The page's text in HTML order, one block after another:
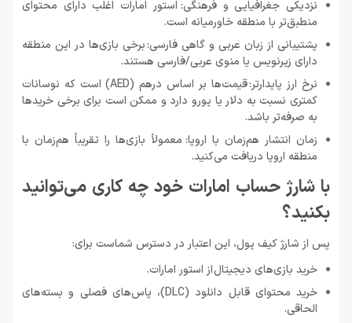
نزدیکی جغرافیایی و فرهنگی: استور امارات اغلب دارای محتوای
منطبق‌تر با منطقه خاورمیانه است.
پشتیبانی از زبان عربی و گاهی فارسی: برخی بازی‌ها در این منطقه
دارای زیرنویس یا منوی عربی/فارسی هستند.
نرخ ارز پایدارتر: قیمت‌ها بر اساس درهم (AED) است که نوسانات
کمتری نسبت به دلار یا یورو دارد و ممکن است برای برخی خریدها
به صرفه‌تر باشد.
زمان انتشار هم‌زمان با اروپا: معمولاً بازی‌ها را تقریباً هم‌زمان با
منطقه اروپا دریافت می‌کنید.
با شارژ حساب امارات خود چه کاری می‌توانید
بکنید؟
پس از شارژ کیف پول، این اعتبار در دسترس شماست برای:
خرید بازی‌های دیجیتال از استور امارات.
خرید محتوای قابل دانلود (DLC)، پاس‌های فصلی و بسته‌های
الحاقی.